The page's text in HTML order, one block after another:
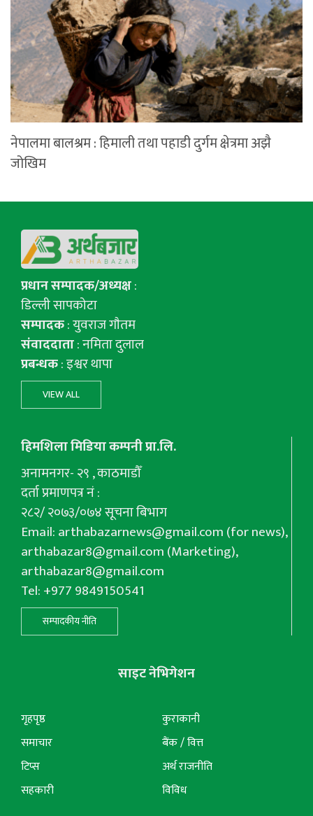
नेपालमा बालश्रम : हिमाली तथा पहाडी दुर्गम क्षेत्रमा अझै
जोखिम
प्रधान सम्पादक/अध्यक्ष:
डिल्ली सापकोटा
सम्पादक: युवराज गाैतम
संवाददाता: नमिता दुलाल
प्रबन्धक: इश्वर थापा
VIEW ALL
हिमशिला मिडिया कम्पनी प्रा.लि.
अनामनगर- २९ , काठमाडौँ
दर्ता प्रमाणपत्र नं :
२८२/ २०७३/०७४ सूचना बिभाग
Email:arthabazarnews@gmail.com(for news),
arthabazar8@gmail.com(Marketing),
arthabazar8@gmail.com
Tel: +977 9849150541
सम्पादकीय नीति
साइट नेभिगेशन
गृहपृष्ठ
समाचार
टिप्स
सहकारी
कुराकानी
बैंक / वित्त
अर्थ राजनीति
विविध